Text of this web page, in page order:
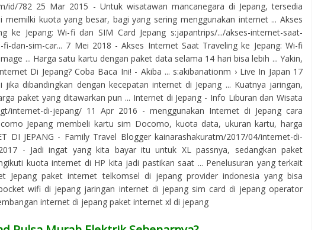
id/782 25 Mar 2015 - Untuk wisatawan mancanegara di Jepang, tersedia
memilki kuota yang besar, bagi yang sering menggunakan internet ... Akses
ke Jepang: Wi-fi dan SIM Card Jepang s:japantrips/.../akses-internet-saat-
fi-dan-sim-car... 7 Mei 2018 - Akses Internet Saat Traveling ke Jepang: Wi-fi
... Harga satu kartu dengan paket data selama 14 hari bisa lebih ... Yakin,
Di Jepang? Coba Baca Ini! - Akiba ... s:akibanationm › Live In Japan 17
jika dibandingkan dengan kecepatan internet di Jepang ... Kuatnya jaringan,
paket yang ditawarkan pun ... Internet di Jepang - Info Liburan dan Wisata
internet-di-jepang/ 11 Apr 2016 - menggunakan Internet di Jepang cara
Jepang membeli kartu sim Docomo, kuota data, ukuran kartu, harga
DI JEPANG - Family Travel Blogger kainarashakuratm/2017/04/internet-di-
- Jadi ingat yang kita bayar itu untuk XL passnya, sedangkan paket
kuota internet di HP kita jadi pastikan saat ... Penelusuran yang terkait
Jepang paket internet telkomsel di jepang provider indonesia yang bisa
wifi di jepang jaringan internet di jepang sim card di jepang operator
internet di jepang paket internet xl di jepang